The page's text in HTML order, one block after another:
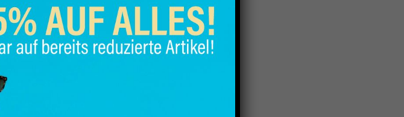
inkl. MwSt. zzgl. Versandkosten
Schal von PNA
ARTIKELNUMMER:
KATEGORIEN: